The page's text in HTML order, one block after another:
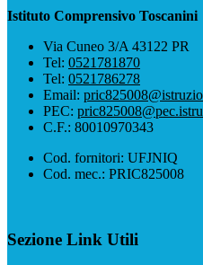
Istituto Comprensivo Toscanini
Via Cuneo 3/A 43122 PR
Tel: 0521781870
Tel: 0521786278
Email:
PEC:
C.F.: 80010970343
Cod. fornitori: UFJNIQ
Cod. mec.: PRIC825008
Sezione Link Utili